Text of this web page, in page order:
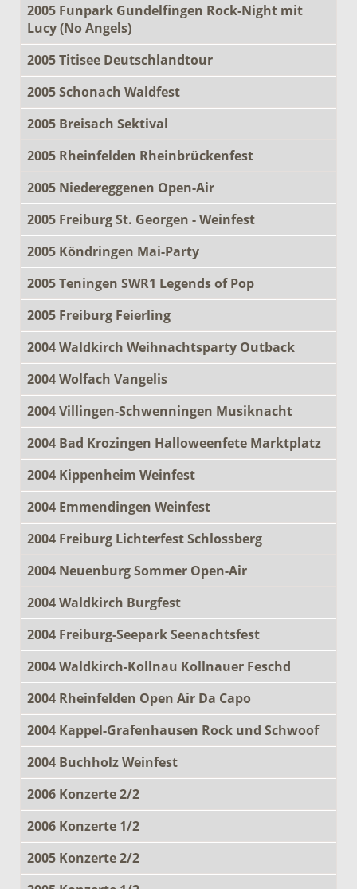
2005 Funpark Gundelfingen Rock-Night mit
Lucy (No Angels)
2005 Titisee Deutschlandtour
2005 Schonach Waldfest
2005 Breisach Sektival
2005 Rheinfelden Rheinbrückenfest
2005 Niedereggenen Open-Air
2005 Freiburg St. Georgen - Weinfest
2005 Köndringen Mai-Party
2005 Teningen SWR1 Legends of Pop
2005 Freiburg Feierling
2004 Waldkirch Weihnachtsparty Outback
2004 Wolfach Vangelis
2004 Villingen-Schwenningen Musiknacht
2004 Bad Krozingen Halloweenfete Marktplatz
2004 Kippenheim Weinfest
2004 Emmendingen Weinfest
2004 Freiburg Lichterfest Schlossberg
2004 Neuenburg Sommer Open-Air
2004 Waldkirch Burgfest
2004 Freiburg-Seepark Seenachtsfest
2004 Waldkirch-Kollnau Kollnauer Feschd
2004 Rheinfelden Open Air Da Capo
2004 Kappel-Grafenhausen Rock und Schwoof
2004 Buchholz Weinfest
2006 Konzerte 2/2
2006 Konzerte 1/2
2005 Konzerte 2/2